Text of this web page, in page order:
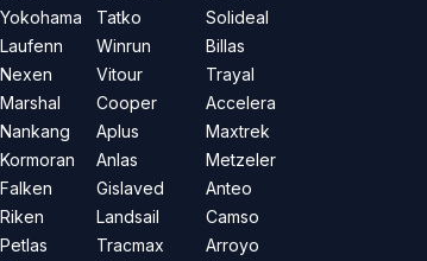
Yokohama
Laufenn
Nexen
Marshal
Nankang
Kormoran
Falken
Riken
Petlas
Tatko
Winrun
Vitour
Cooper
Aplus
Anlas
Gislaved
Landsail
Tracmax
Solideal
Billas
Trayal
Accelera
Maxtrek
Metzeler
Anteo
Camso
Arroyo